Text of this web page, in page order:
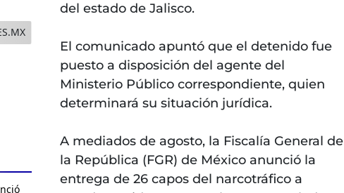
del estado de Jalisco.
El comunicado apuntó que el detenido fue
puesto a disposición del agente del
Ministerio Público correspondiente, quien
determinará su situación jurídica.
A mediados de agosto, la Fiscalía General de
la República (FGR) de México anunció la
entrega de 26 capos del narcotráfico a